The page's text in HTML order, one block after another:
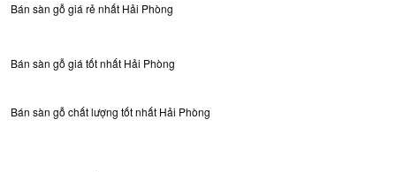
Bán sàn gỗ giá rẻ nhất Hải Phòng
Bán sàn gỗ giá tốt nhất Hải Phòng
Bán sàn gỗ chất lượng tốt nhất Hải Phòng